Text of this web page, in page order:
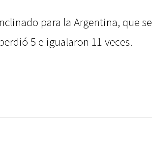
para la Argentina, que se
5 e igualaron 11 veces.